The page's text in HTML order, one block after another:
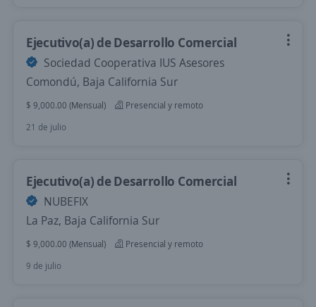
Ejecutivo(a) de Desarrollo Comercial
Sociedad Cooperativa IUS Asesores
Comondú, Baja California Sur
$ 9,000.00 (Mensual)
Presencial y remoto
21 de julio
Ejecutivo(a) de Desarrollo Comercial
NUBEFIX
La Paz, Baja California Sur
$ 9,000.00 (Mensual)
Presencial y remoto
9 de julio